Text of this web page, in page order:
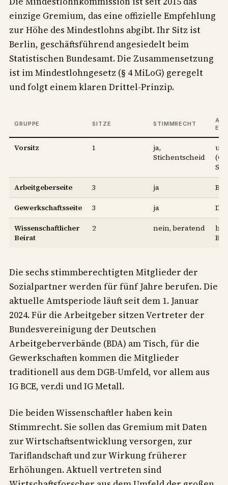
einzige Gremium, das eine offizielle Empfehlung
zur Höhe des Mindestlohns abgibt. Ihr Sitz ist
Berlin, geschäftsführend angesiedelt beim
Statistischen Bundesamt. Die Zusammensetzung
ist im Mindestlohngesetz (§ 4 MiLoG) geregelt
und folgt einem klaren Drittel-Prinzip.
GRUPPE SITZE STIMMRECHT
Vorsitz 1
ja,
Stichentscheid
Arbeitgeberseite
3 ja
Gewerkschaftsseite
3 ja
Wissenschaftlicher
Beirat
2 nein, beratend
Die sechs stimmberechtigten Mitglieder der
Sozialpartner werden für fünf Jahre berufen. Die
aktuelle Amtsperiode läuft seit dem 1. Januar
2024. Für die Arbeitgeber sitzen Vertreter der
Bundesvereinigung der Deutschen
Arbeitgeberverbände (BDA) am Tisch, für die
Gewerkschaften kommen die Mitglieder
traditionell aus dem DGB-Umfeld, vor allem aus
IG BCE, ver.di und IG Metall.
Die beiden Wissenschaftler haben kein
Stimmrecht. Sie sollen das Gremium mit Daten
zur Wirtschaftsentwicklung versorgen, zur
Tariflandschaft und zur Wirkung früherer
Erhöhungen. Aktuell vertreten sind